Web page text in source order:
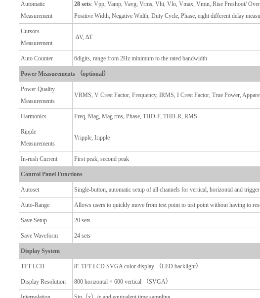
Automatic
Measurement
28 sets: Vpp, Vamp, Vavg, Vrms, Vhi, Vlo, Vmax, Vmin, Rise Preshoot/
Positive Width, Negative Width, Duty Cycle, Phase, eight different delay
Cursors
Measurement
∆V, ∆T
Auto Counter 6digits, range from 2Hz minimum to the rated bandwidth
Power Measurements （optional）
Power Quality
Measurements
VRMS, V Crest Factor, Frequency, IRMS, I Crest Factor, True Power,
Harmonics Freq, Mag, Mag rms, Phase, THD-F, THD-R, RMS
Ripple
Measurements
Vripple, Iripple
In-rush Current First peak, second peak
Control Panel Functions
Autoset Single-button, automatic setup of all channels for vertical, horizontal and
Auto-Range Allows users to quickly move from test point to test point without having to
Save Setup 20 sets
Save Waveform 24 sets
Display System
TFT LCD 8" TFT LCD SVGA color display （LED backlight）
Display Resolution 800 horizontal × 600 vertical （SVGA）